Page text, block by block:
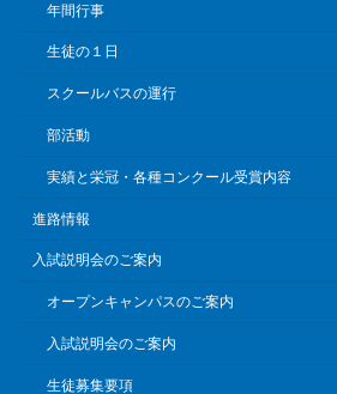
年間行事
生徒の１日
スクールバスの運行
部活動
実績と栄冠・各種コンクール受賞内容
進路情報
入試説明会のご案内
オープンキャンパスのご案内
入試説明会のご案内
生徒募集要項